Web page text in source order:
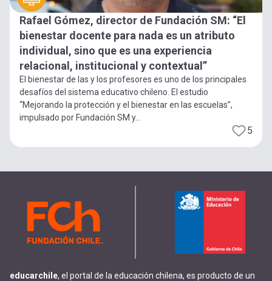
Rafael Gómez, director de Fundación SM: “El
bienestar docente para nada es un atributo
individual, sino que es una experiencia
relacional, institucional y contextual”
El bienestar de las y los profesores es uno de los principales
desafíos del sistema educativo chileno. El estudio
“Mejorando la protección y el bienestar en las escuelas”,
impulsado por Fundación SM y...
5
educarchile, el portal de la educación chilena, es producto de un